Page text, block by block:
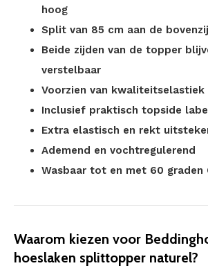
hoog
Split van 85 cm aan de
Beide zijden van de topper
verstelbaar
Voorzien van kwaliteitselastiek
Inclusief praktisch topside
Extra elastisch en rekt
Ademend en vochtregulerend
Wasbaar tot en met 60 graden
Waarom kiezen voor
hoeslaken splittopper naturel?